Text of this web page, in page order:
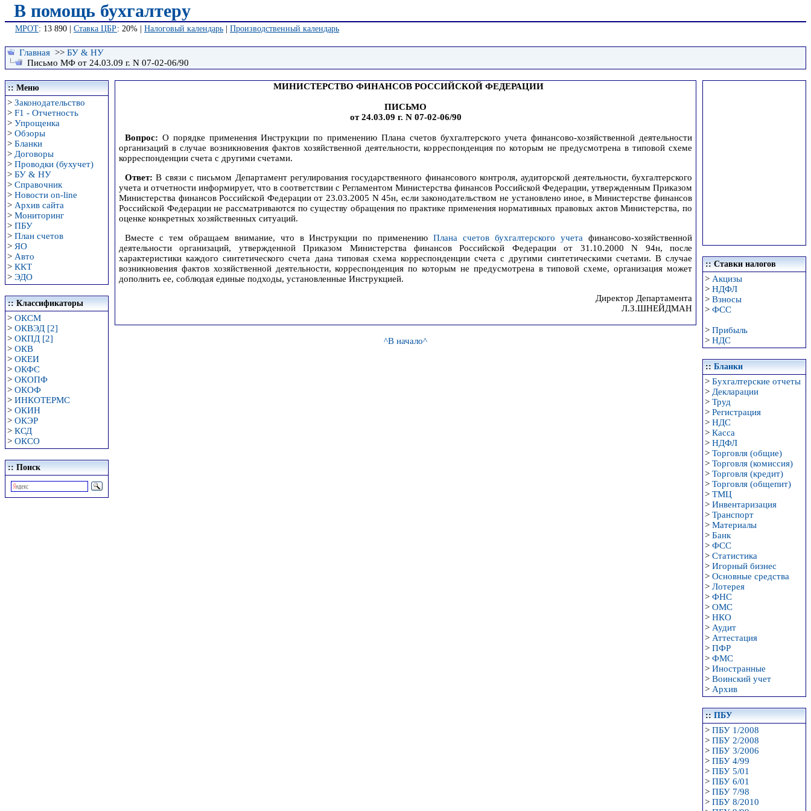
В помощь бухгалтеру
МРОТ: 13 890 | Ставка ЦБР: 20% | Налоговый календарь Производственный календарь
Главная >> БУ & НУ
Письмо МФ от 24.03.09 г. N 07-02-06/90
:: Меню
> Законодательство
> F1 - Отчетность
> Упрощенка
> Обзоры
> Бланки
> Договоры
> Проводки (бухучет)
> БУ & НУ
> Справочник
> Новости on-line
> Архив сайта
> Мониторинг
> ПБУ
> План счетов
> ЯО
> Авто
> ККТ
> ЭДО
:: Классификаторы
> ОКСМ
> ОКВЭД [2]
> ОКПД [2]
> ОКВ
> ОКЕИ
> ОКФС
> ОКОПФ
> ОКОФ
> ИНКОТЕРМС
> ОКИН
> ОКЭР
> КСД
> ОКСО
:: Поиск
МИНИСТЕРСТВО ФИНАНСОВ РОССИЙСКОЙ ФЕДЕРАЦИИ
ПИСЬМО
от 24.03.09 г. N 07-02-06/90
Вопрос: О порядке применения Инструкции по применению Плана счетов бухгалтерского учета финансово-хозяйственной деятельности
организаций в случае возникновения фактов хозяйственной деятельности, корреспонденция по которым не предусмотрена в типовой схеме
корреспонденции счета с другими счетами.
Ответ: В связи с письмом Департамент регулирования государственного финансового контроля, аудиторской деятельности, бухгалтерского
учета и отчетности информирует, что в соответствии с Регламентом Министерства финансов Российской Федерации, утвержденным Приказом
Министерства финансов Российской Федерации от 23.03.2005 N 45н, если законодательством не установлено иное, в Министерстве финансов
Российской Федерации не рассматриваются по существу обращения по практике применения нормативных правовых актов Министерства, по
оценке конкретных хозяйственных ситуаций.
Вместе с тем обращаем внимание, что в Инструкции по применениюПлана счетов бухгалтерского учета финансово-хозяйственной
деятельности организаций, утвержденной Приказом Министерства финансов Российской Федерации от 31.10.2000 N 94н, после
характеристики каждого синтетического счета дана типовая схема корреспонденции счета с другими синтетическими счетами. В случае
возникновения фактов хозяйственной деятельности, корреспонденция по которым не предусмотрена в типовой схеме, организация может
дополнить ее, соблюдая единые подходы, установленные Инструкцией.
Директор Департамента
Л.З.ШНЕЙДМАН
^В начало^
:: Ставки налогов
> Акцизы
> НДФЛ
> Взносы
> ФСС
> Прибыль
> НДС
::Бланки
> Бухгалтерские отчеты
> Декларации
> Труд
> Регистрация
> НДС
> Касса
> НДФЛ
> Торговля (общие)
> Торговля (комиссия)
> Торговля (кредит)
> Торговля (общепит)
> ТМЦ
> Инвентаризация
> Транспорт
> Материалы
> Банк
> ФСС
> Статистика
> Игорный бизнес
> Основные средства
> Лотерея
> ФНС
> ОМС
> НКО
> Аудит
> Аттестация
> ПФР
> ФМС
> Иностранные
> Воинский учет
> Архив
::ПБУ
> ПБУ 1/2008
> ПБУ 2/2008
> ПБУ 3/2006
> ПБУ 4/99
> ПБУ 5/01
> ПБУ 6/01
> ПБУ 7/98
> ПБУ 8/2010